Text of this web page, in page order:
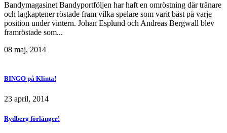
Bandymagasinet Bandyportföljen har haft en omröstning där tränare
och lagkaptener röstade fram vilka spelare som varit bäst på varje
position under vintern. Johan Esplund och Andreas Bergwall blev
framröstade som...
08 maj, 2014
BINGO på Klinta!
23 april, 2014
Rydberg förlänger!